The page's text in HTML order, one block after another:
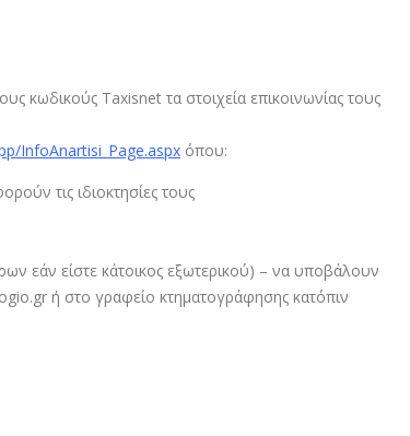
κωδικούς Taxisnet τα στοιχεία επικοινωνίας τους
InfoAnartisi_Page.aspx όπου:
τις ιδιοκτησίες τους
εάν είστε κάτοικος εξωτερικού) – να υποβάλουν
ή στο γραφείο κτηματογράφησης κατόπιν